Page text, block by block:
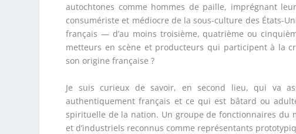
autochtones comme hommes de paille, imprégnant
consumériste et médiocre de la sous-culture des États-
français — d’au moins troisième, quatrième ou
metteurs en scène et producteurs qui participent à la
son origine française ?
Je suis curieux de savoir, en second lieu, qui va
authentiquement français et ce qui est bâtard ou
spirituelle de la nation. Un groupe de fonctionnaires du
et d’industriels reconnus comme représentants